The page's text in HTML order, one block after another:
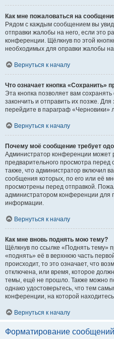
Как мне пожаловаться на
Рядом с каждым сообщением вы
отправки жалобы на него, если это
конференции. Щёлкнув по этой
необходимых для оправки жалобы
Вернуться к началу
Что означает кнопка «Сохранить»
Эта кнопка позволяет вам
закончить и отправить их позже.
перейдите в параграф «Черновики»
Вернуться к началу
Почему моё сообщение требует
Администратор конференции может
предварительного просмотра
также, что администратор включил
сообщения которых, по его или её
просмотрены перед отправкой.
администратором конференции для
информации.
Вернуться к началу
Как мне вновь поднять мою тему?
Щёлкнув по ссылке «Поднять тему»
«поднять» её в верхнюю часть
происходит, то это означает, что
отключена, или время, которое
темы, ещё не прошло. Также можно
однако удостоверьтесь, что тем
конференции, на которой
Вернуться к началу
Форматирование